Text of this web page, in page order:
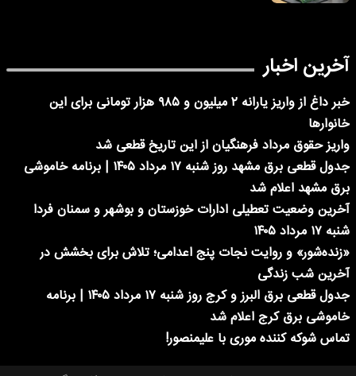
آخرین اخبار
خبر داغ از واریز یارانه ۲ میلیون و ۹۸۵ هزار تومانی برای این
خانوارها
واریز حقوق مرداد فرهنگیان از این تاریخ قطعی شد
جدول قطعی برق مشهد روز شنبه ۱۷ مرداد ۱۴۰۵ | برنامه خاموشی
برق مشهد اعلام شد
آخرین وضعیت تعطیلی ادارات خوزستان و بوشهر و سمنان فردا
شنبه ۱۷ مرداد ۱۴۰۵
«زنده‌شور» و روایت نجات پنج اعدامی؛ تلاش برای بخشش در
آخرین شب زندگی
جدول قطعی برق البرز و کرج روز شنبه ۱۷ مرداد ۱۴۰۵ | برنامه
خاموشی برق کرج اعلام شد
تماس شوکه کننده موری با علیمنصور!